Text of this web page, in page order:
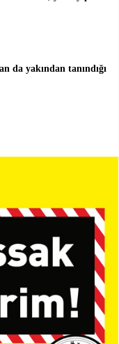
da yakından tanındığı